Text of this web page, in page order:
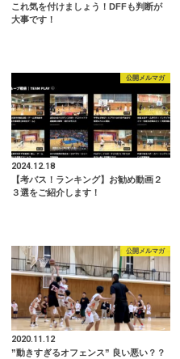
これ気を付けましょう！DFFも判断が
大事です！
公開メルマガ
2024.12.18
【考バス！ランキング】お勧め動画２
３選をご紹介します！
公開メルマガ
2020.11.12
”動きすぎるオフェンス” 良い悪い？？